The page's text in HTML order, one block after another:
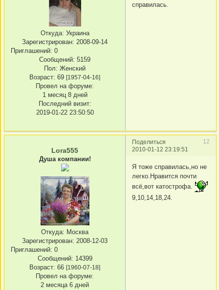
Откуда: Украина
Зарегистрирован: 2008-09-14
Приглашений: 0
Сообщений: 5159
Пол: Женский
Возраст: 69 [1957-04-16]
Провел на форуме:
1 месяц 8 дней
Последний визит:
2019-01-22 23:50:50
справилась.
Поделиться
12
2010-01-12 23:19:51
Lora555
Душа компании!
Откуда: Москва
Зарегистрирован: 2008-12-03
Приглашений: 0
Сообщений: 14399
Возраст: 66 [1960-07-18]
Провел на форуме:
2 месяца 6 дней
Я тоже справилась,но не
легко.Нравится почти
всё,вот катострофа.
9,10,14,18,24.